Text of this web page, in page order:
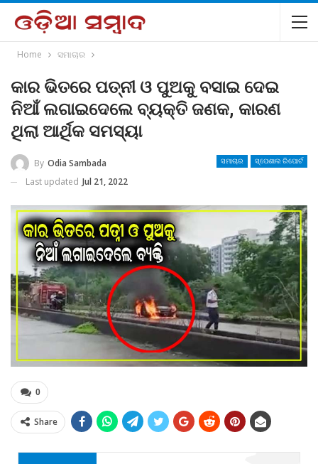
Home ସମାଚାର
କାର ଭିତରେ ପତ୍ନୀ ଓ ପୁଅକୁ ବସାଇ ଦେଇ
ନିଆଁ ଲଗାଇଦେଲେ ବ୍ୟକ୍ତି ଜଣକ, କାରଣ
ଥିଲା ଆର୍ଥିକ ସମସ୍ୟା
ସମାଚାର ସ୍ପେଶାଲ ରିପୋର୍ଟ
By Odia Sambada
Last updated Jul 21, 2022
0
Share